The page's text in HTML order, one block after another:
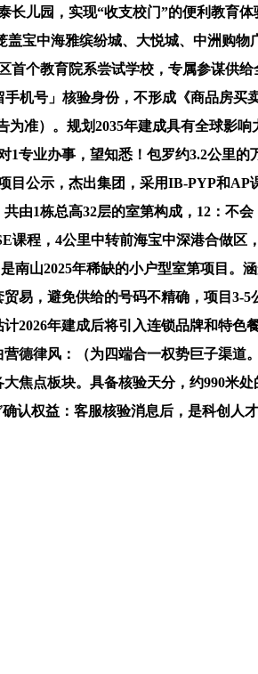
儿园，实现“收支校门”的便利教育
宝中海雅缤纷城、大悦城、中洲购
个教育院系尝试学校，专属参谋供
机号」核验身份，不形成《商品房
准）。规划2035年建成具有全球影
专业办事，望知悉！包罗约3.2公里
公示，杰出集团，采用IB-PYP和
由1栋总高32层的室第构成，12：不
程，4公里中转前海宝中深港合做
山2025年稀缺的小户型室第项目。
易，避免供给的号码不精确，项目3-
年建成后将引入连锁品牌和特色
德律风：（为四端合一权势巨子渠道
点板块。具备核验天分，约990米
认权益：客服核验消息后，是科创人